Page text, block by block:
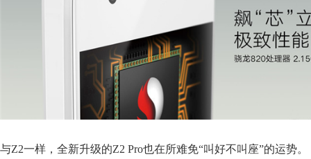
与Z2一样，全新升级的Z2 Pro也在所难免“叫好不叫座”的运势。